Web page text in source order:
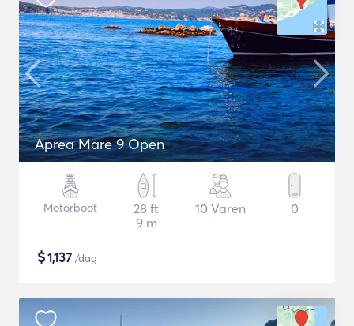
Aprea Mare 9 Open
Motorboot
28 ft
9 m
10 Varen 0
$1,137 /dag